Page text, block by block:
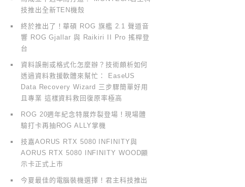
技推出全新TEN機殼
終於推出了！華碩 ROG 旗艦 2.1 聲道音
響 ROG Gjallar 與 Raikiri II Pro 搖桿登
台
資料誤刪或格式化怎麼辦？技術頗析如何
透過資料救援軟體來幫忙： EaseUS
Data Recovery Wizard 三步驟簡單好用
且專業 這樣資料救回復原率極高
ROG 20週年紀念特展炸裂登場！現場體
驗打卡再抽ROG ALLY掌機
技嘉AORUS RTX 5080 INFINITY與
AORUS RTX 5080 INFINITY WOOD顯
示卡正式上市
今夏最佳的電腦裝機選擇！君主科技推出